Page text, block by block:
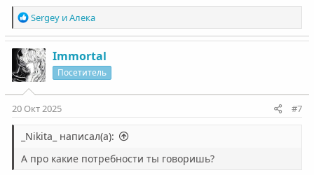
Р
е
а
к
ц
и
и
:
SergeyиАлека
Immortal
Посетитель
20 Окт 2025 #7
_Nikita_ написал(а):
А про какие потребности ты говоришь?